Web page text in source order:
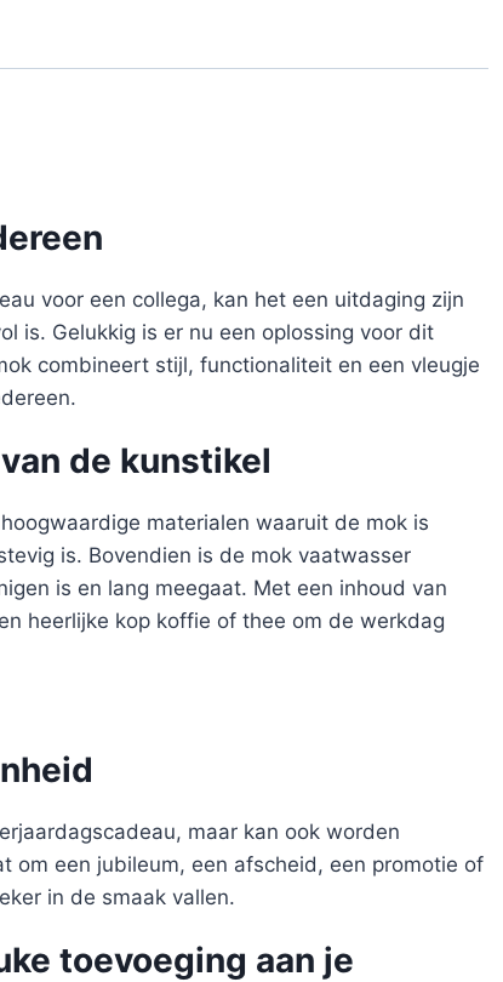
voor een collega, kan het een uitdaging zijn
is. Gelukkig is er nu een oplossing voor dit
combineert stijl, functionaliteit en een vleugje
de kunstikel
materialen waaruit de mok is
is. Bovendien is de mok vaatwasser
is en lang meegaat. Met een inhoud van
heerlijke kop koffie of thee om de werkdag
maar kan ook worden
om een jubileum, een afscheid, een promotie of
in de smaak vallen.
toevoeging aan je